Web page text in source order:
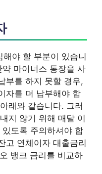
야 할 부분이 있습니
마이너스 통장을 사
부를 하지 못할 경우,
자를 더 납부해야 합
래와 같습니다. 그러
지 않기 위해 매달 이
도록 주의하셔야 합
고 연체이자 대출금리
뱅크 금리를 비교하